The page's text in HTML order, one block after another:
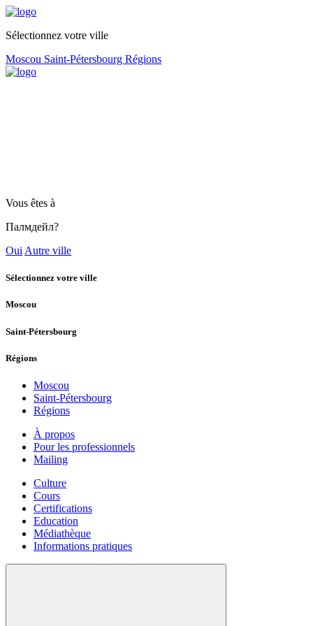
Sélectionnez votre ville
Moscou Saint-Pétersbourg Régions
Vous êtes à
Палмдейл?
Oui Autre ville
Sélectionnez votre ville
Moscou
Saint-Pétersbourg
Régions
Moscou
Saint-Pétersbourg
Régions
À propos
Pour les professionnels
Mailing
Culture
Cours
Certifications
Education
Médiathèque
Informations pratiques